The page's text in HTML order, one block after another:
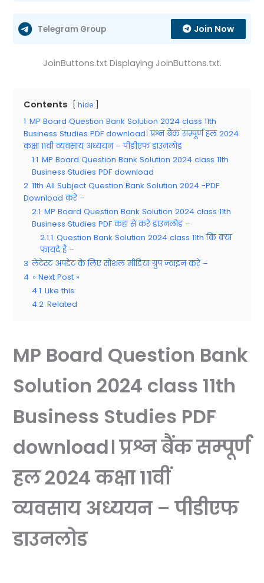
Telegram Group Join Now
JoinButtons.txt Displaying JoinButtons.txt.
Contents hide
1 MP Board Question Bank Solution 2024 class 11th
Business Studies PDF download। प्रश्न बैंक सम्पूर्ण हल 2024
कक्षा 11वीं व्यवसाय अध्ययन – पीडीएफ डाउनलोड
1.1 MP Board Question Bank Solution 2024 class 11th
Business Studies PDF download
2 11th All Subject Question Bank Solution 2024 -PDF
Download करे –
2.1 MP Board Question Bank Solution 2024 class 11th
Business Studies PDF कहां से करें डाउनलोड –
2.1.1 Question Bank Solution 2024 class 11th कि क्या
फायदे हैं –
3 लेटेस्ट अपडेट के लिए सोशल मीडिया ग्रुप ज्वाइन करें –
4 » Next Post »
4.1 Like this:
4.2 Related
MP Board Question Bank
Solution 2024 class 11th
Business Studies PDF
download। प्रश्न बैंक सम्पूर्ण
हल 2024 कक्षा 11वीं
व्यवसाय अध्ययन – पीडीएफ
डाउनलोड